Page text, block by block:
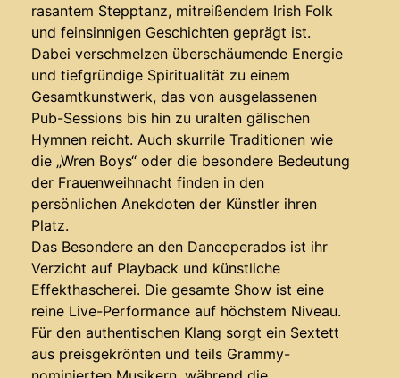
rasantem Stepptanz, mitreißendem Irish Folk
und feinsinnigen Geschichten geprägt ist.
Dabei verschmelzen überschäumende Energie
und tiefgründige Spiritualität zu einem
Gesamtkunstwerk, das von ausgelassenen
Pub-Sessions bis hin zu uralten gälischen
Hymnen reicht. Auch skurrile Traditionen wie
die „Wren Boys“ oder die besondere Bedeutung
der Frauenweihnacht finden in den
persönlichen Anekdoten der Künstler ihren
Platz.
Das Besondere an den Danceperados ist ihr
Verzicht auf Playback und künstliche
Effekthascherei. Die gesamte Show ist eine
reine Live-Performance auf höchstem Niveau.
Für den authentischen Klang sorgt ein Sextett
aus preisgekrönten und teils Grammy-